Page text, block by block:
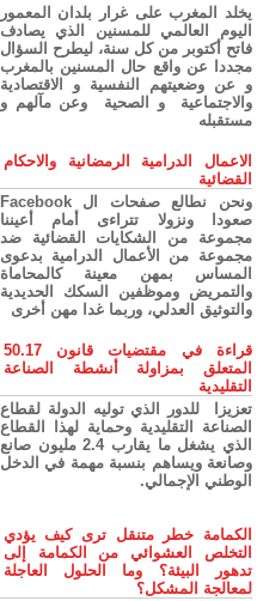
يخلد المغرب على غرار بلدان المعمور
اليوم العالمي للمسنين الذي يصادف
فاتح أكتوبر من كل سنة، ليطرح السؤال
مجددا عن واقع حال المسنين بالمغرب
و عن وضعيتهم النفسية و الاقتصادية
والاجتماعية و الصحية وعن مآلهم و
مستقبله
الاعمال الدرامية الرمضانية والاحكام
القضائية
ونحن نطالع صفحات ال Facebook
صعودا ونزولا تتراءى أمام أعيننا
مجموعة من الشكايات القضائية ضد
مجموعة من الأعمال الدرامية بدعوى
المساس بمهن معينة كالمحاماة
والتمريض وموظفين السكك الحديدية
والتوثيق العدلي، وربما غدا مهن أخرى
قراءة في مقتضيات قانون 50.17
المتعلق بمزاولة أنشطة الصناعة
التقليدية
تعزيزا للدور الذي توليه الدولة لقطاع
الصناعة التقليدية وحماية لهذا القطاع
الذي يشغل ما يقارب 2.4 مليون صانع
وصانعة ويساهم بنسبة مهمة في الدخل
الوطني الإجمالي.
الكمامة خطر متنقل ترى كيف يؤدي
التخلص العشوائي من الكمامة إلى
تدهور البيئة؟ وما الحلول العاجلة
لمعالجة المشكل؟